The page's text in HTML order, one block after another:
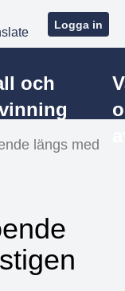
Logga in
och
längs med